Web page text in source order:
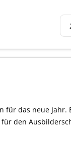
für das neue Jahr.
den